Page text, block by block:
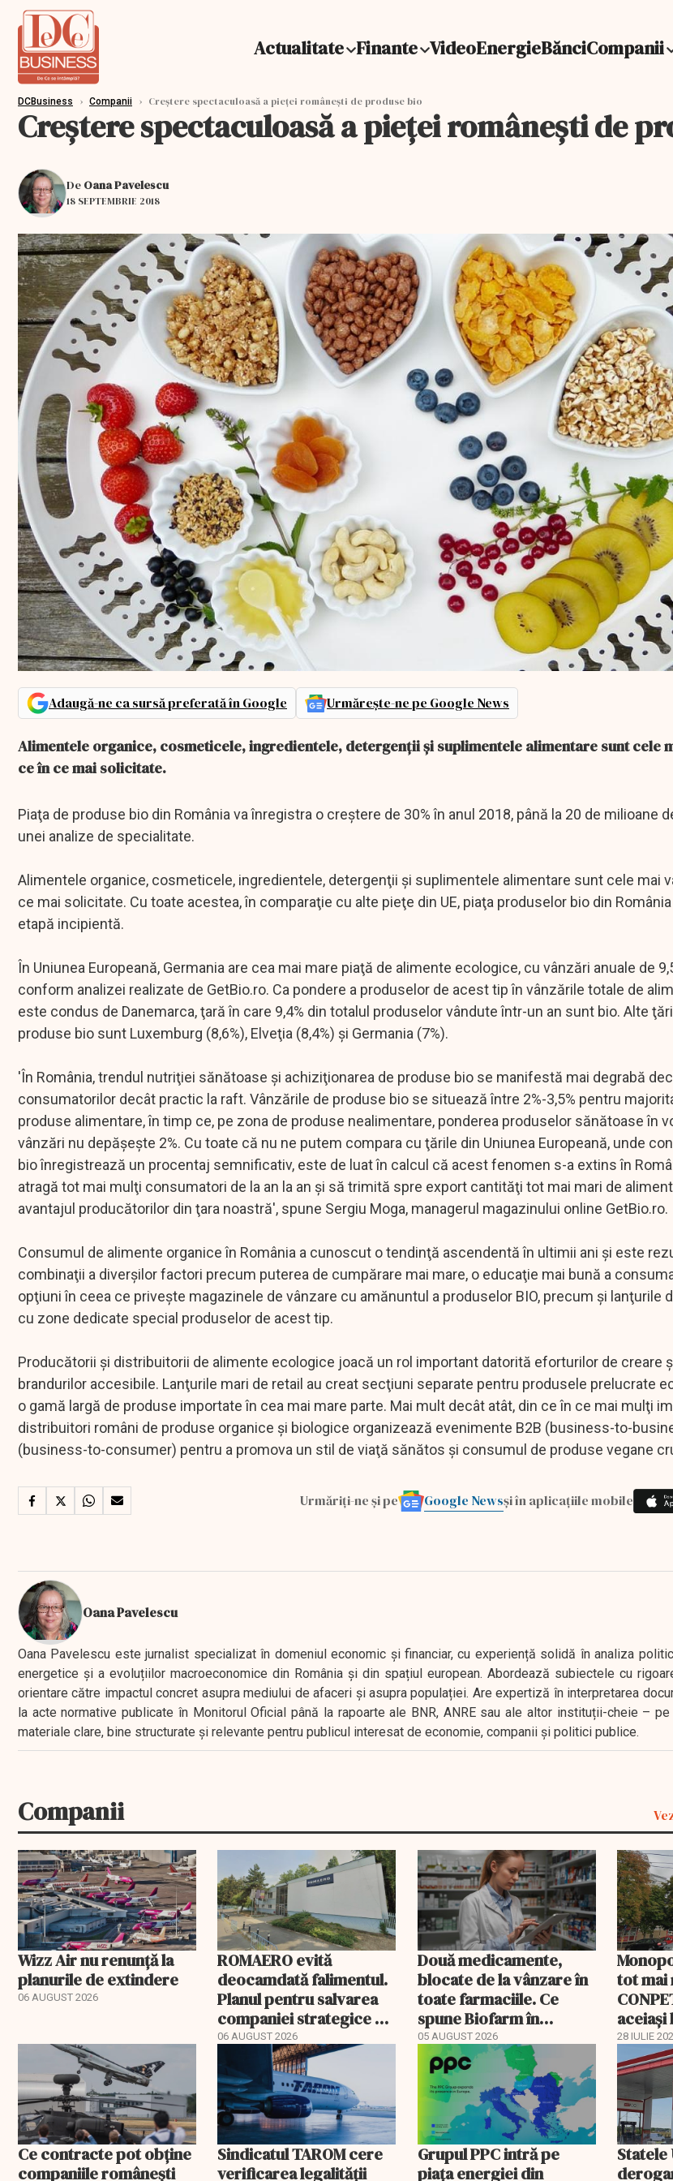
Actualitate Finante VideoEnergieBănciCompanii
DCBusiness › Companii › Creștere spectaculoasă a pieței românești de produse bio
Creștere spectaculoasă a pieței românești de
De Oana Pavelescu
18 SEPTEMBRIE 2018
Adaugă-ne ca sursă preferată în Google Urmărește-ne pe Google News
Alimentele organice, cosmeticele, ingredientele, detergenţii şi suplimentele alimentare sunt cele
ce în ce mai solicitate.
Piaţa de produse bio din România va înregistra o creştere de 30% în anul 2018, până la 20 de milioane
unei analize de specialitate.
Alimentele organice, cosmeticele, ingredientele, detergenţii şi suplimentele alimentare sunt cele mai
ce mai solicitate. Cu toate acestea, în comparaţie cu alte pieţe din UE, piaţa produselor bio din
etapă incipientă.
În Uniunea Europeană, Germania are cea mai mare piaţă de alimente ecologice, cu vânzări anuale de
conform analizei realizate de GetBio.ro. Ca pondere a produselor de acest tip în vânzările totale de
este condus de Danemarca, ţară în care 9,4% din totalul produselor vândute într-un an sunt bio. Alte
produse bio sunt Luxemburg (8,6%), Elveţia (8,4%) şi Germania (7%).
'În România, trendul nutriţiei sănătoase şi achiziţionarea de produse bio se manifestă mai degrabă
consumatorilor decât practic la raft. Vânzările de produse bio se situează între 2%-3,5% pentru
produse alimentare, în timp ce, pe zona de produse nealimentare, ponderea produselor sănătoase în
vânzări nu depăşeşte 2%. Cu toate că nu ne putem compara cu ţările din Uniunea Europeană, unde
bio înregistrează un procentaj semnificativ, este de luat în calcul că acest fenomen s-a extins în
atragă tot mai mulţi consumatori de la an la an şi să trimită spre export cantităţi tot mai mari de
avantajul producătorilor din ţara noastră', spune Sergiu Moga, managerul magazinului online GetBio.ro.
Consumul de alimente organice în România a cunoscut o tendinţă ascendentă în ultimii ani şi este
combinaţii a diverşilor factori precum puterea de cumpărare mai mare, o educaţie mai bună a
opţiuni în ceea ce priveşte magazinele de vânzare cu amănuntul a produselor BIO, precum şi lanţurile
cu zone dedicate special produselor de acest tip.
Producătorii şi distribuitorii de alimente ecologice joacă un rol important datorită eforturilor de creare
brandurilor accesibile. Lanţurile mari de retail au creat secţiuni separate pentru produsele prelucrate
o gamă largă de produse importate în cea mai mare parte. Mai mult decât atât, din ce în ce mai mulţi
distribuitori români de produse organice şi biologice organizează evenimente B2B (business-to-
(business-to-consumer) pentru a promova un stil de viaţă sănătos şi consumul de produse vegane
Urmăriți-ne și pe Google Newsși în aplicațiile mobile
Oana Pavelescu
Oana Pavelescu este jurnalist specializat în domeniul economic și financiar, cu experiență solidă în analiza
energetice și a evoluțiilor macroeconomice din România și din spațiul european. Abordează subiectele cu
orientare către impactul concret asupra mediului de afaceri și asupra populației. Are expertiză în interpretarea
la acte normative publicate în Monitorul Oficial până la rapoarte ale BNR, ANRE sau ale altor instituții-cheie –
materiale clare, bine structurate și relevante pentru publicul interesat de economie, companii și politici publice.
Companii
Wizz Air nu renunță la
planurile de extindere
06 AUGUST 2026
ROMAERO evită
deocamdată falimentul.
Planul pentru salvarea
companiei strategice a
fost confirmat
06 AUGUST 2026
Două medicamente,
blocate de la vânzare în
toate farmaciile. Ce
spune Biofarm în
documentul trimis BVB
05 AUGUST 2026
tot mai
28 IULIE
Ce contracte pot obține
companiile românești
Sindicatul TAROM cere
verificarea legalității
Grupul PPC intră pe
piața energiei din